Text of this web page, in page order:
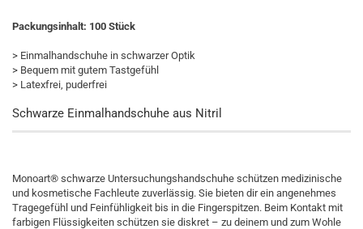
Packungsinhalt: 100 Stück
> Einmalhandschuhe in schwarzer Optik
> Bequem mit gutem Tastgefühl
> Latexfrei, puderfrei
Schwarze Einmalhandschuhe aus Nitril
Monoart® schwarze Untersuchungshandschuhe schützen medizinische
und kosmetische Fachleute zuverlässig. Sie bieten dir ein angenehmes
Tragegefühl und Feinfühligkeit bis in die Fingerspitzen. Beim Kontakt mit
farbigen Flüssigkeiten schützen sie diskret – zu deinem und zum Wohle